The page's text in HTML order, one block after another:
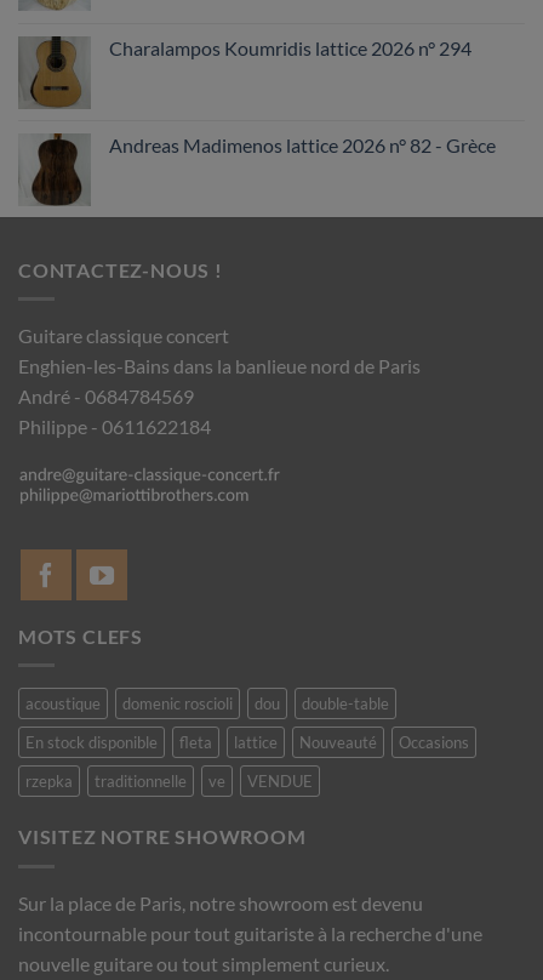
Charalampos Koumridis lattice 2026 n° 294
Andreas Madimenos lattice 2026 n° 82 - Grèce
CONTACTEZ-NOUS !
Guitare classique concert
Enghien-les-Bains dans la banlieue nord de Paris
André - 0684784569
Philippe - 0611622184
MOTS CLEFS
acoustique domenic roscioli dou
double-table
En stock disponible
fleta lattice Nouveauté
Occasions
rzepka
traditionnelle ve VENDUE
VISITEZ NOTRE SHOWROOM
Sur la place de Paris, notre showroom est devenu
incontournable pour tout guitariste à la recherche d'une
nouvelle guitare ou tout simplement curieux.